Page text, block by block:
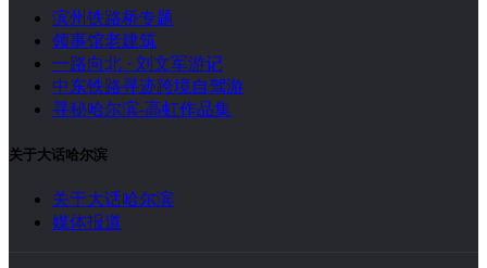
滨州铁路桥专题
领事馆老建筑
一路向北 · 刘文军游记
中东铁路寻迹跨境自驾游
寻秘哈尔滨-高虹作品集
关于大话哈尔滨
关于大话哈尔滨
媒体报道